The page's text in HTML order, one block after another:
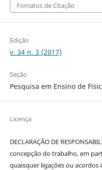
Fomatos de Citação
Edição
v. 34 n. 3 (2017)
Seção
Pesquisa em Ensino de
Licença
DECLARAÇÃO DE
concepção do trabalho, em
quaisquer ligações ou